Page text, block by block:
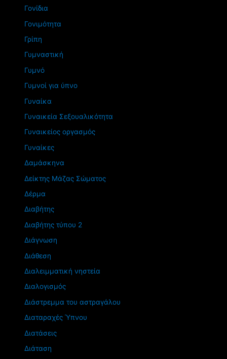
Γονίδια
Γονιμότητα
Γρίπη
Γυμναστική
Γυμνό
Γυμνοί για ύπνο
Γυναίκα
Γυναικεία Σεξουαλικότητα
Γυναικείος οργασμός
Γυναίκες
Δαμάσκηνα
Δείκτης Μάζας Σώματος
Δέρμα
Διαβήτης
Διαβήτης τύπου 2
Διάγνωση
Διάθεση
Διαλειμματική νηστεία
Διαλογισμός
Διάστρεμμα του αστραγάλου
Διαταραχές Ύπνου
Διατάσεις
Διάταση